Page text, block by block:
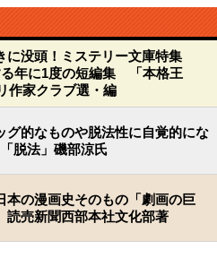
に没頭！ミステリー文庫特集
る年に1度の短編集 「本格王
作家クラブ選・編
グ的なものや脱法性に自覚的にな
脱法」磯部涼氏
本の漫画史そのもの「劇画の巨
売新聞西部本社文化部著